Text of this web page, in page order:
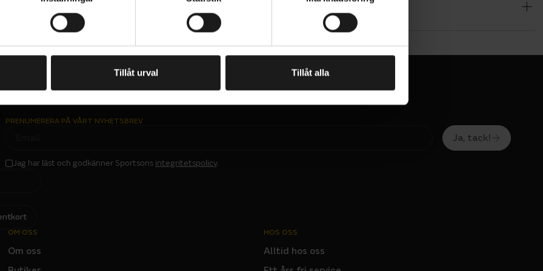
Tillåt urval Tillåt alla
PRENUMERERA PÅ VÅRT NYHETSBREV
I
Jag har läst och godkänner Sportsons integritetspolicy.
Ja, tack!
OM OSS
Om oss
HOS OSS
Alltid hos oss